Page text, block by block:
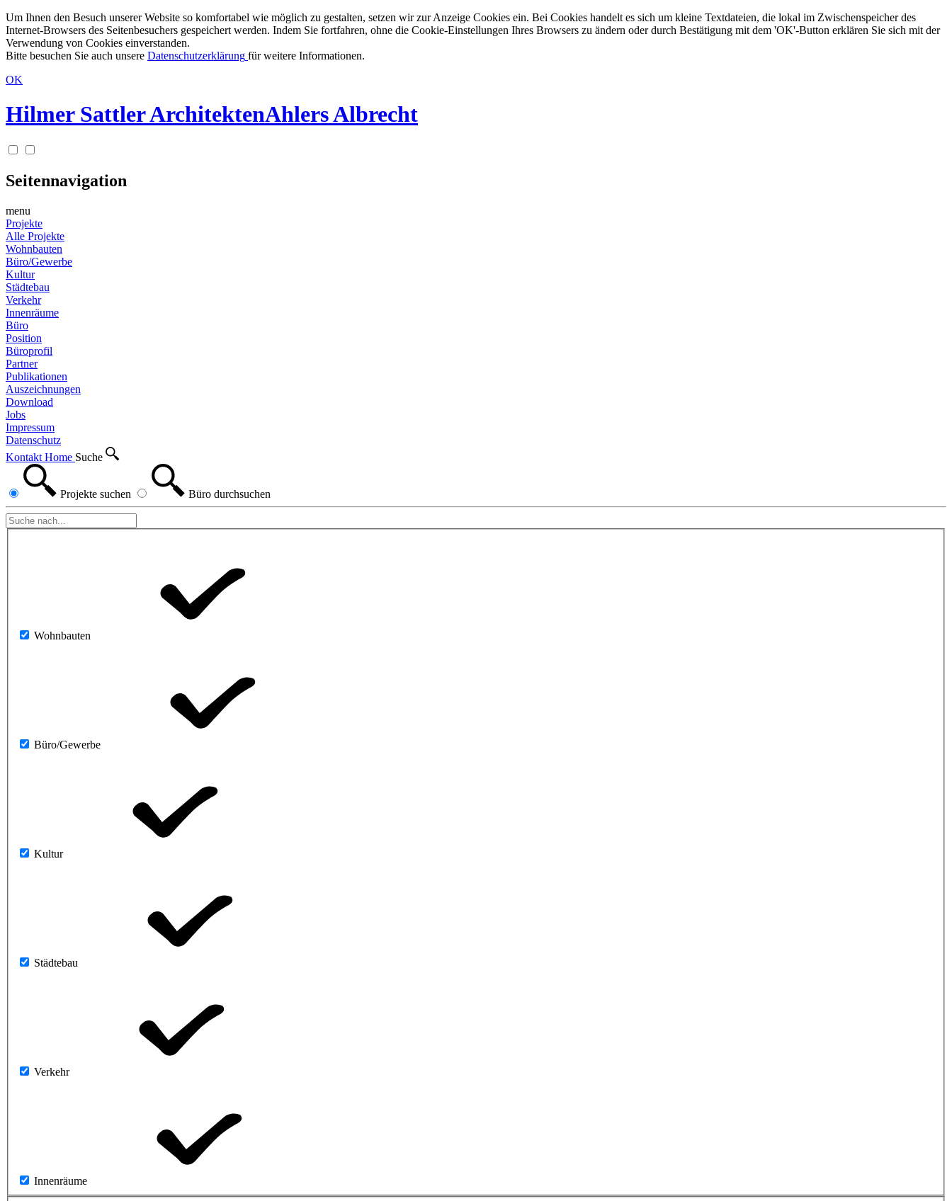
Um Ihnen den Besuch unserer Website so komfortabel wie möglich zu gestalten, setzen wir zur Anzeige Cookies ein. Bei Cookies handelt es sich um kleine Textdateien, die lokal im Zwischenspeicher des
Internet-Browsers des Seitenbesuchers gespeichert werden. Indem Sie fortfahren, ohne die Cookie-Einstellungen Ihres Browsers zu ändern oder durch Bestätigung mit dem 'OK'-Button erklären Sie sich mit der
Verwendung von Cookies einverstanden.
Bitte besuchen Sie auch unsere Datenschutzerklärung für weitere Informationen.
OK
Hilmer Sattler ArchitektenAhlers Albrecht
Seitennavigation
menu
Projekte
Alle Projekte
Wohnbauten
Büro/Gewerbe
Kultur
Städtebau
Verkehr
Innenräume
Büro
Position
Büroprofil
Partner
Publikationen
Auszeichnungen
Download
Jobs
Impressum
Datenschutz
Kontakt Home Suche
Projekte suchen Büro durchsuchen
Wohnbauten
Büro/Gewerbe
Kultur
Städtebau
Verkehr
Innenräume